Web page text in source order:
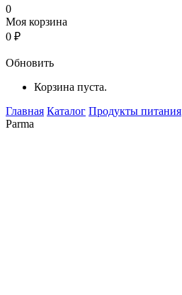
0
Моя корзина
0 ₽
Обновить
Корзина пуста.
Главная Каталог Продукты питания
Parma